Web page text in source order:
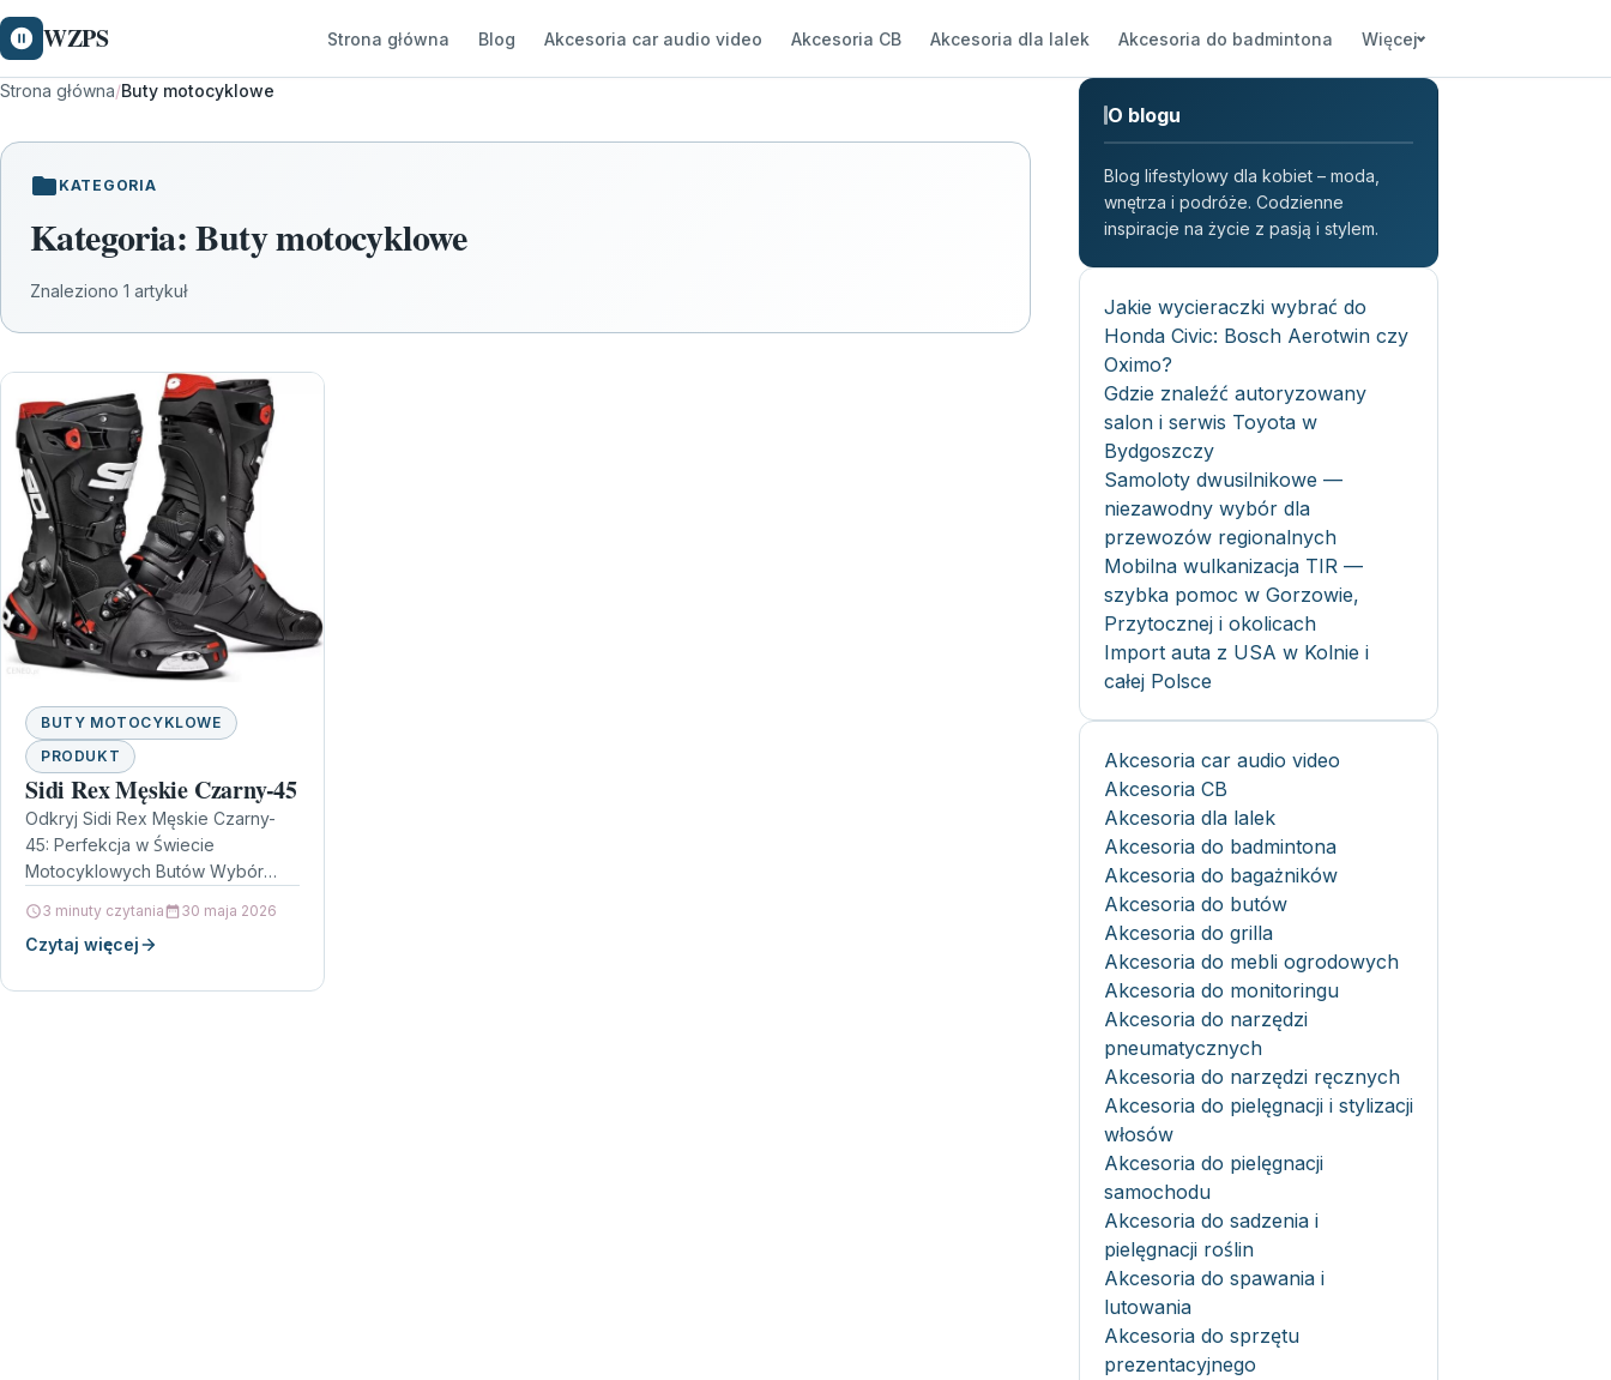
WZPS Strona główna Blog Akcesoria car audio video Akcesoria CB Akcesoria dla lalek Akcesoria do badmintona Więcej
Strona główna/Buty motocyklowe
KATEGORIA
Kategoria:Buty motocyklowe
Znaleziono 1 artykuł
BUTY MOTOCYKLOWE
PRODUKT
Sidi Rex Męskie Czarny-45
Odkryj Sidi Rex Męskie Czarny-
45: Perfekcja w Świecie
Motocyklowych Butów Wybór
motocyklowych to kluczowy
element dla każdego pasjonata
3 minuty czytania 30 maja 2026
Czytaj więcej
O blogu
Blog lifestylowy dla kobiet – moda,
wnętrza i podróże. Codzienne
inspiracje na życie z pasją i stylem.
Jakie wycieraczki wybrać do
Honda Civic: Bosch Aerotwin czy
Oximo?
Gdzie znaleźć autoryzowany
salon i serwis Toyota w
Bydgoszczy
Samoloty dwusilnikowe —
niezawodny wybór dla
przewozów regionalnych
Mobilna wulkanizacja TIR —
szybka pomoc w Gorzowie,
Przytocznej i okolicach
Import auta z USA w Kolnie i
całej Polsce
Akcesoria car audio video
Akcesoria CB
Akcesoria dla lalek
Akcesoria do badmintona
Akcesoria do bagażników
Akcesoria do butów
Akcesoria do grilla
Akcesoria do mebli ogrodowych
Akcesoria do monitoringu
Akcesoria do narzędzi
pneumatycznych
Akcesoria do narzędzi ręcznych
Akcesoria do pielęgnacji i stylizacji
włosów
Akcesoria do pielęgnacji
samochodu
Akcesoria do sadzenia i
pielęgnacji roślin
Akcesoria do spawania i
lutowania
Akcesoria do sprzętu
prezentacyjnego